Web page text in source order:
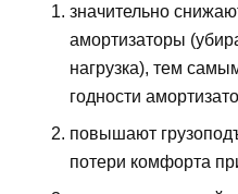
значительно
амортизаторы
нагрузка), тем
годности
повышают
потери комфорта